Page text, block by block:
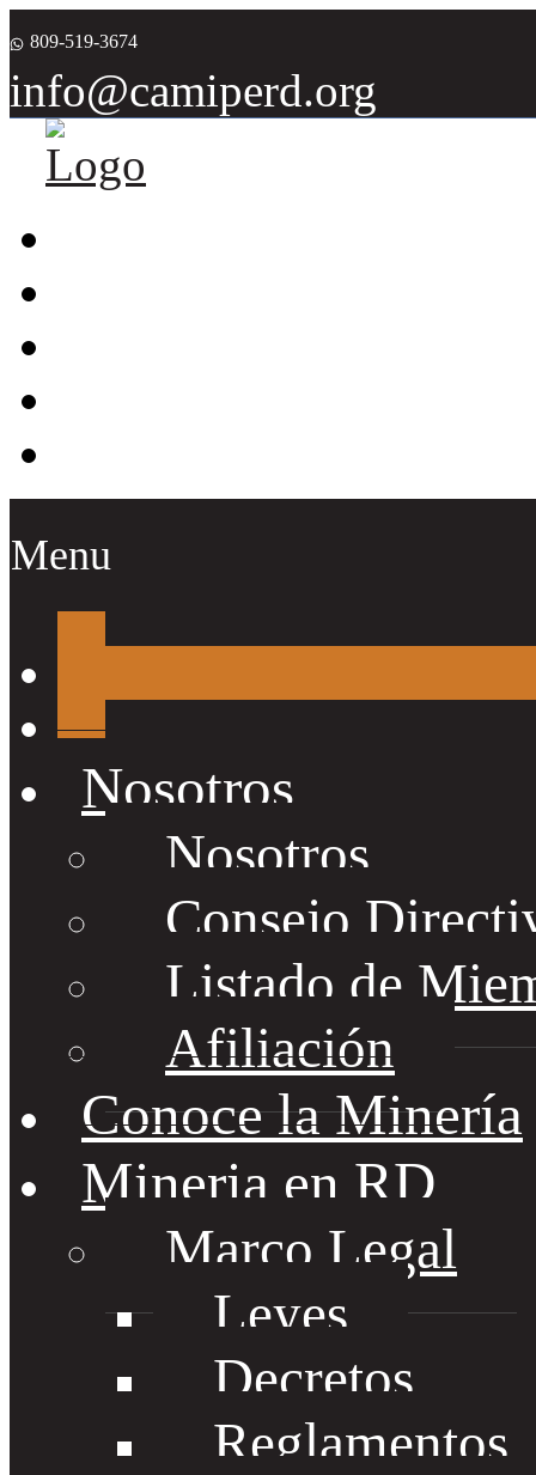
809-519-3674
info@camiperd.org
Menu
Nosotros
Nosotros
Consejo
Listado de
Afiliación
Conoce la Minería
Mineria en RD
Marco Legal
Leyes
Decretos
Reglamentos